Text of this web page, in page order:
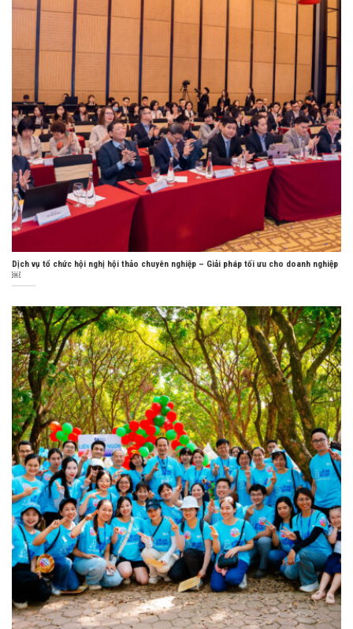
Dịch vụ tổ chức hội nghị hội thảo chuyên nghiệp – Giải pháp tối ưu cho doanh nghiệp
￼